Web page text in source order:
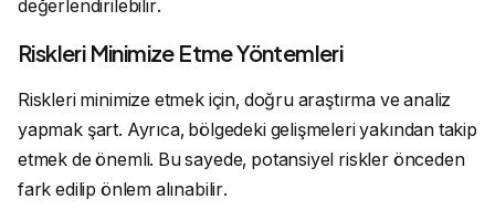
değerlendirilebilir.
Riskleri Minimize Etme Yöntemleri
Riskleri minimize etmek için, doğru araştırma ve analiz
yapmak şart. Ayrıca, bölgedeki gelişmeleri yakından takip
etmek de önemli. Bu sayede, potansiyel riskler önceden
fark edilip önlem alınabilir.